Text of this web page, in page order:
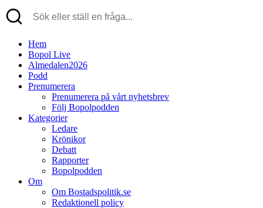
Hem
Bopol Live
Almedalen2026
Podd
Prenumerera
Prenumerera på vårt nyhetsbrev
Följ Bopolpodden
Kategorier
Ledare
Krönikor
Debatt
Rapporter
Bopolpodden
Om
Om Bostadspolitik.se
Redaktionell policy